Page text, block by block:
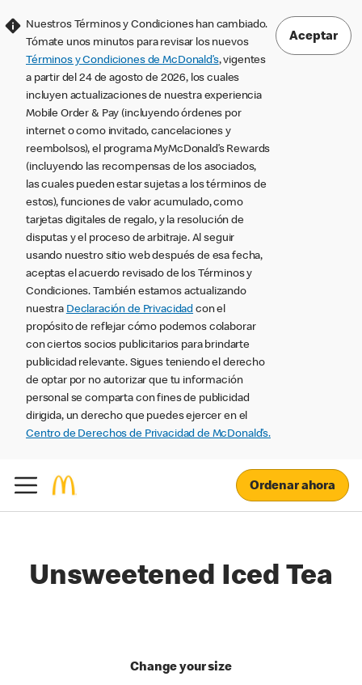
Nuestros Términos y Condiciones han cambiado.
Tómate unos minutos para revisar los nuevos
Términos y Condiciones de McDonald’s, vigentes
a partir del 24 de agosto de 2026, los cuales
incluyen actualizaciones de nuestra experiencia
Mobile Order & Pay (incluyendo órdenes por
internet o como invitado, cancelaciones y
reembolsos), el programa MyMcDonald’s Rewards
(incluyendo las recompensas de los asociados,
las cuales pueden estar sujetas a los términos de
estos), funciones de valor acumulado, como
tarjetas digitales de regalo, y la resolución de
disputas y el proceso de arbitraje. Al seguir
usando nuestro sitio web después de esa fecha,
aceptas el acuerdo revisado de los Términos y
Condiciones. También estamos actualizando
nuestra Declaración de Privacidad con el
propósito de reflejar cómo podemos colaborar
con ciertos socios publicitarios para brindarte
publicidad relevante. Sigues teniendo el derecho
de optar por no autorizar que tu información
personal se comparta con fines de publicidad
dirigida, un derecho que puedes ejercer en el
Centro de Derechos de Privacidad de McDonald’s.
Aceptar
Ordenar ahora
Unsweetened Iced Tea
Change your size